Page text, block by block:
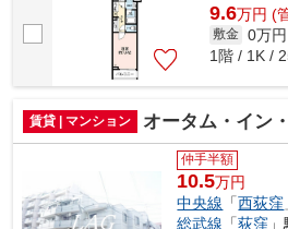
9.6万円 (
敷金 0万円
1階 / 1K /
賃貸 | マンション オータム・イン
仲手半額
10.5万円
中央線 「西荻窪
総武線 「荻窪